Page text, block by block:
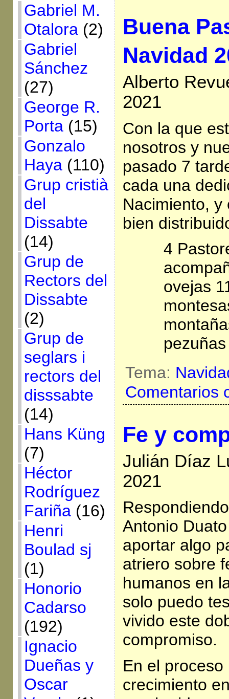
Gabriel M.
Otalora(2)
Gabriel
Sánchez
(27)
George R.
Porta(15)
Gonzalo
Haya(110)
Grup cristià
del
Dissabte
(14)
Grup de
Rectors del
Dissabte
(2)
Grup de
seglars i
rectors del
disssabte
(14)
Hans Küng
(7)
Héctor
Rodríguez
Fariña(16)
Henri
Boulad sj
(1)
Honorio
Cadarso
(192)
Ignacio
Dueñas y
Oscar
Buena
Navidad
Alberto
2021
Con la que
nosotros y
pasado 7
cada una
Nacimiento, y
bien
4
ovejas
Tema:
Comentarios
Fe y
Julián Díaz
2021
Antonio
aportar algo
atriero sobre
humanos en
solo puedo
vivido este
compromiso.
En el
crecimiento